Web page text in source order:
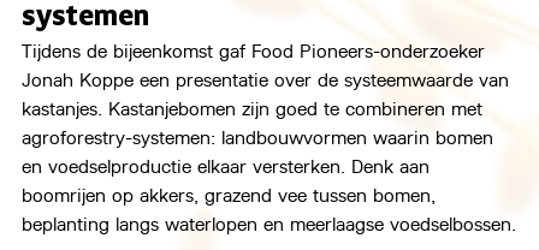
systemen
Tijdens de bijeenkomst gaf Food Pioneers-onderzoeker
Jonah Koppe een presentatie over de systeemwaarde van
kastanjes. Kastanjebomen zijn goed te combineren met
agroforestry-systemen: landbouwvormen waarin bomen
en voedselproductie elkaar versterken. Denk aan
boomrijen op akkers, grazend vee tussen bomen,
beplanting langs waterlopen en meerlaagse voedselbossen.